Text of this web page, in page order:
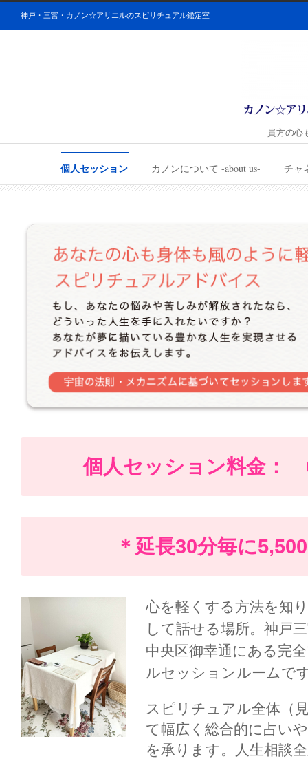
神戸・三宮・カノン☆アリエルのスピリチュアル鑑定室
貴方の心
個人セッション カノンについて -about us- チャ
個人セッション料金：
＊延長30分毎に
心を軽くする方法を知
して話せる場所。 神戸
中央区御幸通にある完
ルセッションルームで
スピリチュアル全体（
て幅広く総合的に占い
を承ります。人生相談